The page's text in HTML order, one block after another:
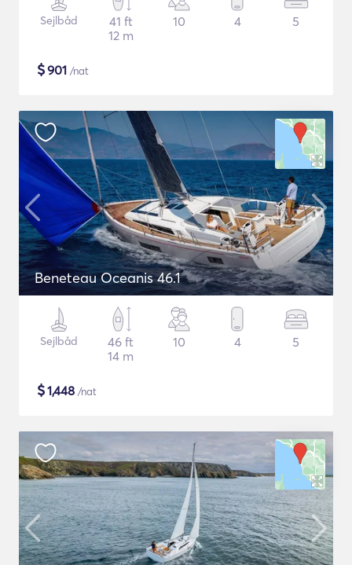
Sejlbåd
41 ft
12 m
10 4 5
$901 /nat
Beneteau Oceanis 46.1
Sejlbåd
46 ft
14 m
10 4 5
$1,448 /nat